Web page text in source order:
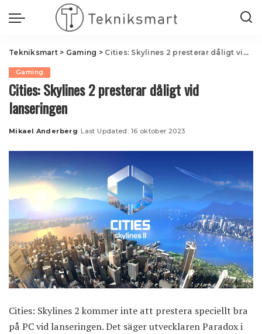
Tekniksmart> Gaming > Cities: Skylines 2 presterar dåligt vid lanseringen
Gaming
Cities: Skylines 2 presterar dåligt vid
lanseringen
Posted
Mikael Anderberg Last Updated: 16 oktober 2023
Cities: Skylines 2 kommer inte att prestera speciellt bra
på PC vid lanseringen. Det säger utvecklaren Paradox i